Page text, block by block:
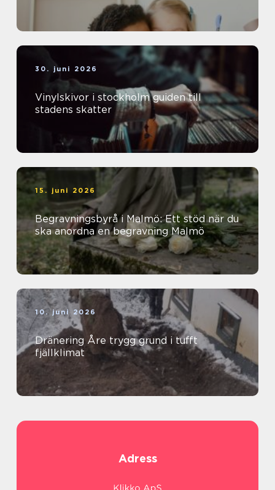
30. juni 2026
Vinylskivor i stockholm guiden till
stadens skatter
15. juni 2026
Begravningsbyrå i Malmö: Ett stöd när du
ska anordna en begravning Malmö
10. juni 2026
Dränering Åre trygg grund i tufft
fjällklimat
Adress